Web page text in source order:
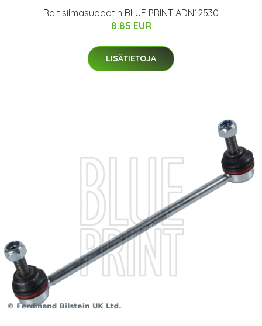
Raitisilmasuodatin BLUE PRINT ADN12530
8.85 EUR
LISÄTIETOJA